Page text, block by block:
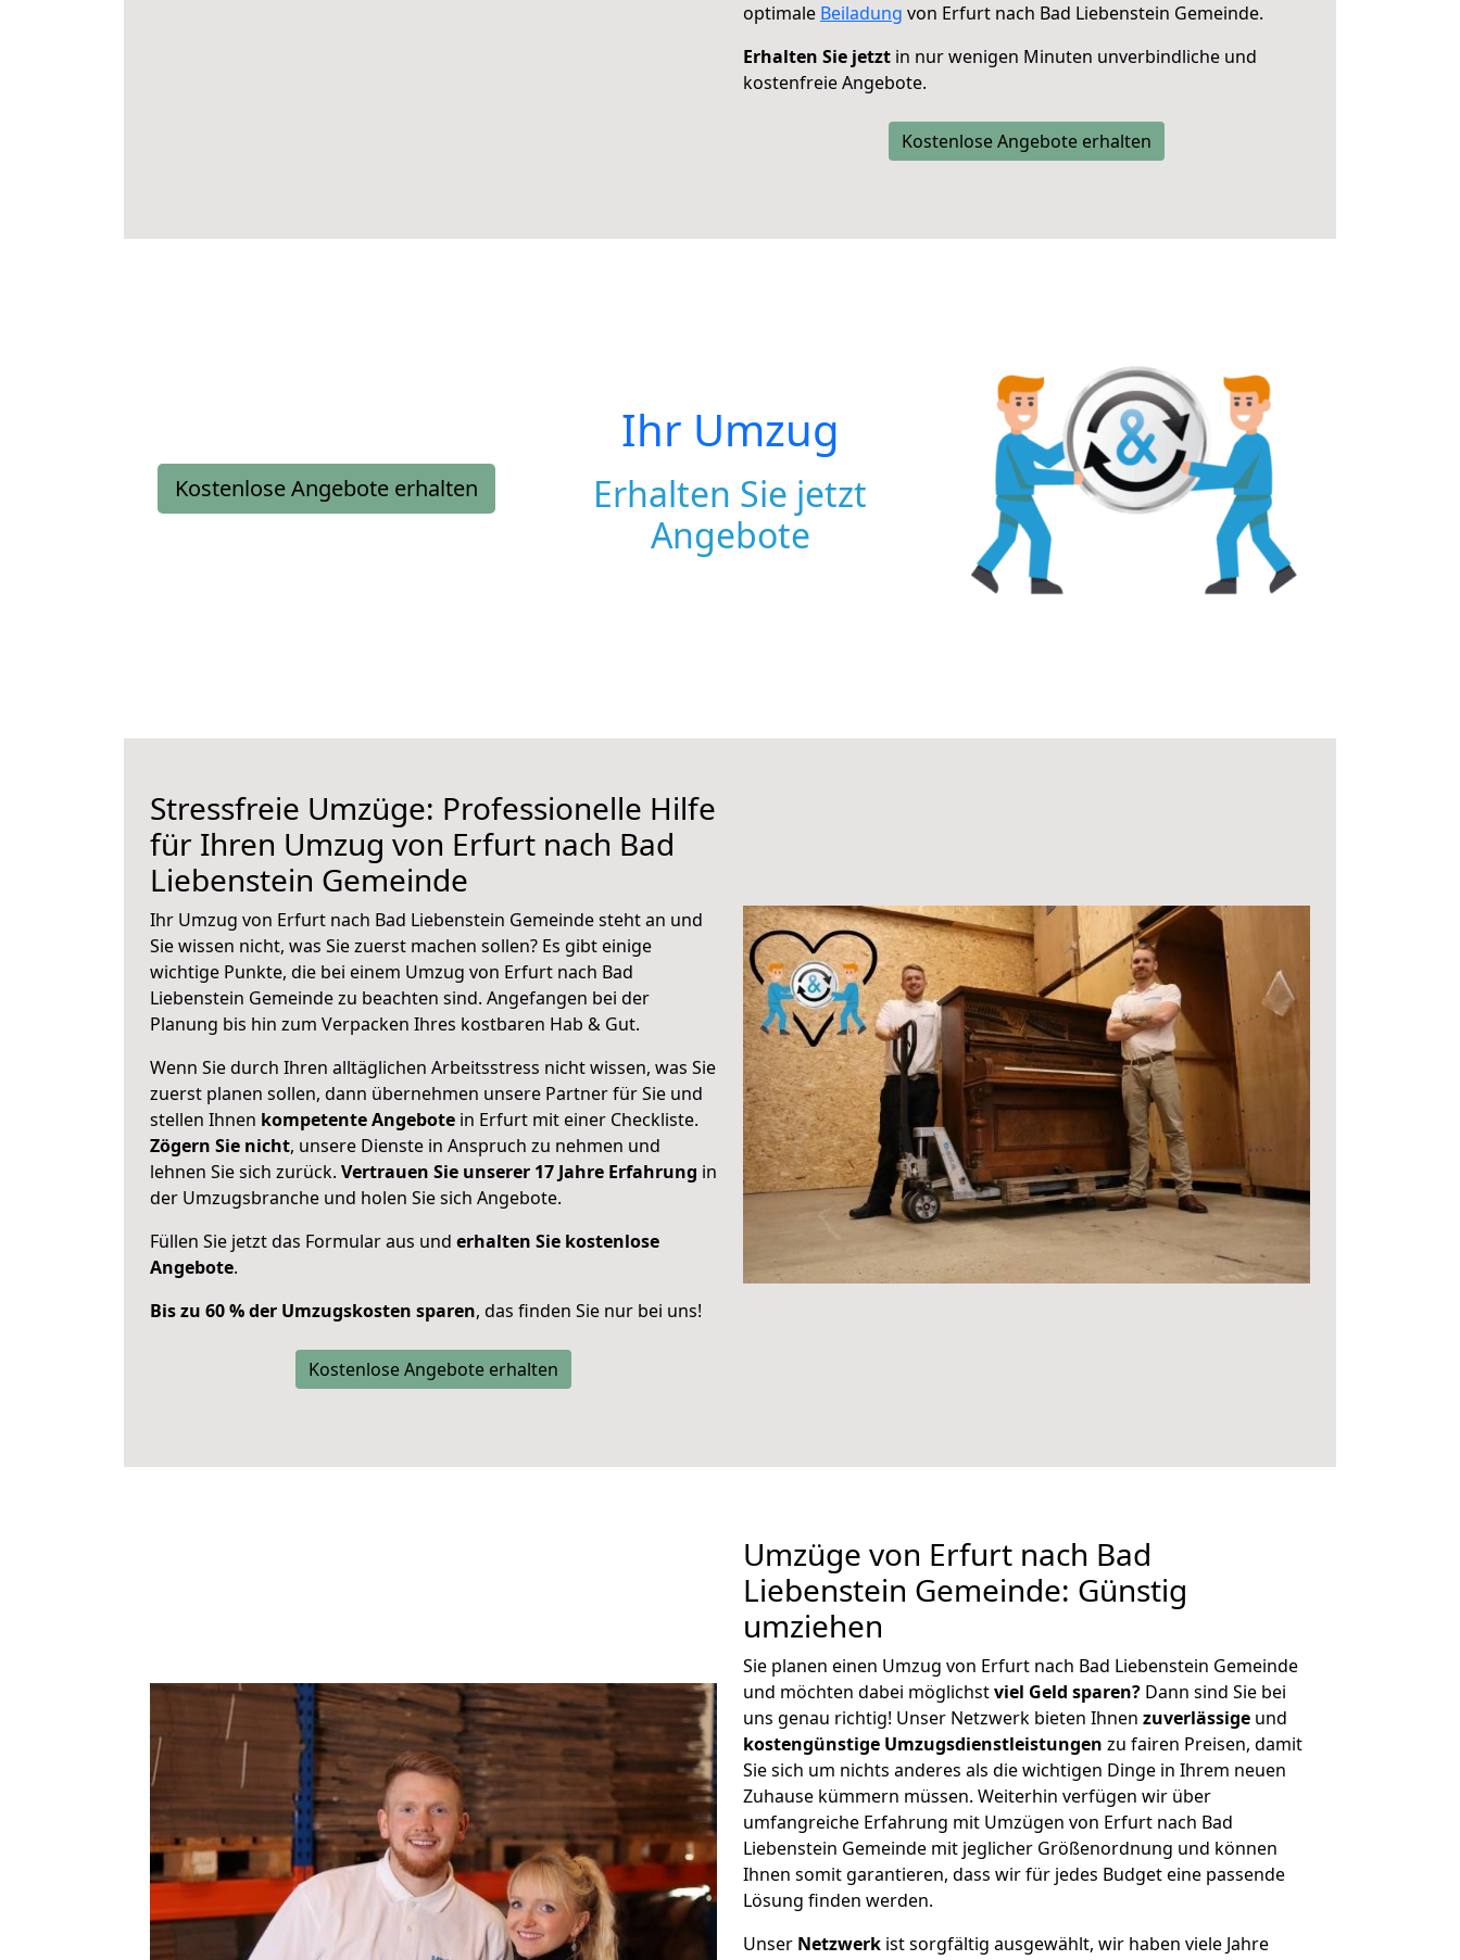
optimale Beiladung von Erfurt nach Bad Liebenstein Gemeinde.
Erhalten Sie jetzt in nur wenigen Minuten unverbindliche und
kostenfreie Angebote.
Kostenlose Angebote erhalten
Kostenlose Angebote erhalten
Ihr Umzug
Erhalten Sie jetzt
Angebote
Stressfreie Umzüge: Professionelle Hilfe
für Ihren Umzug von Erfurt nach Bad
Liebenstein Gemeinde
Ihr Umzug von Erfurt nach Bad Liebenstein Gemeinde steht an und
Sie wissen nicht, was Sie zuerst machen sollen? Es gibt einige
wichtige Punkte, die bei einem Umzug von Erfurt nach Bad
Liebenstein Gemeinde zu beachten sind. Angefangen bei der
Planung bis hin zum Verpacken Ihres kostbaren Hab & Gut.
Wenn Sie durch Ihren alltäglichen Arbeitsstress nicht wissen, was Sie
zuerst planen sollen, dann übernehmen unsere Partner für Sie und
stellen Ihnen kompetente Angebote in Erfurt mit einer Checkliste.
Zögern Sie nicht, unsere Dienste in Anspruch zu nehmen und
lehnen Sie sich zurück. Vertrauen Sie unserer 17 Jahre Erfahrung in
der Umzugsbranche und holen Sie sich Angebote.
Füllen Sie jetzt das Formular aus und erhalten Sie kostenlose
Angebote.
Bis zu 60 % der Umzugskosten sparen, das finden Sie nur bei uns!
Kostenlose Angebote erhalten
Umzüge von Erfurt nach Bad
Liebenstein Gemeinde: Günstig
umziehen
Sie planen einen Umzug von Erfurt nach Bad Liebenstein Gemeinde
und möchten dabei möglichstviel Geld sparen? Dann sind Sie bei
uns genau richtig! Unser Netzwerk bieten Ihnen zuverlässige und
kostengünstige Umzugsdienstleistungen zu fairen Preisen, damit
Sie sich um nichts anderes als die wichtigen Dinge in Ihrem neuen
Zuhause kümmern müssen. Weiterhin verfügen wir über
umfangreiche Erfahrung mit Umzügen von Erfurt nach Bad
Liebenstein Gemeinde mit jeglicher Größenordnung und können
Ihnen somit garantieren, dass wir für jedes Budget eine passende
Lösung finden werden.
Unser Netzwerk ist sorgfältig ausgewählt, wir haben viele Jahre